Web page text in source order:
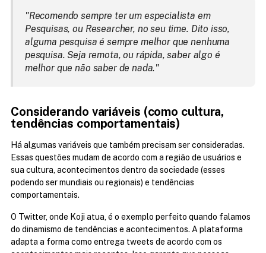
"Recomendo sempre ter um especialista em
Pesquisas, ou Researcher, no seu time. Dito isso,
alguma pesquisa é sempre melhor que nenhuma
pesquisa. Seja remota, ou rápida, saber algo é
melhor que não saber de nada."
Considerando variáveis (como cultura,
tendências comportamentais)
Há algumas variáveis que também precisam ser consideradas.
Essas questões mudam de acordo com a região de usuários e
sua cultura, acontecimentos dentro da sociedade (esses
podendo ser mundiais ou regionais) e tendências
comportamentais.
O Twitter, onde Koji atua, é o exemplo perfeito quando falamos
do dinamismo de tendências e acontecimentos. A plataforma
adapta a forma como entrega tweets de acordo com os